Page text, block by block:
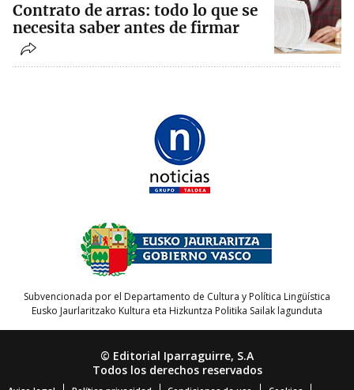
Contrato de arras: todo lo que se
necesita saber antes de firmar
Subvencionada por el Departamento de Cultura y Política Lingüística
Eusko Jaurlaritzako Kultura eta Hizkuntza Politika Sailak lagunduta
© Editorial Iparraguirre, S.A
Todos los derechos reservados